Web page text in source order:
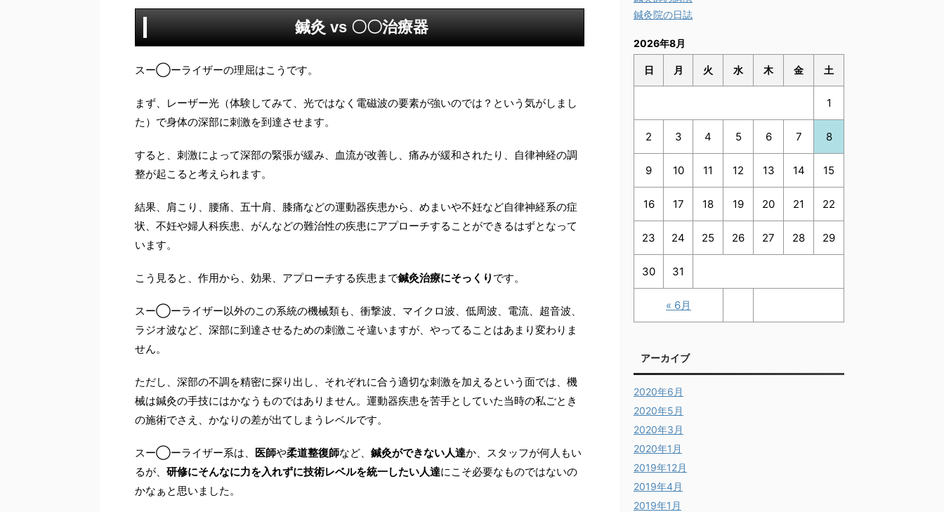
鍼灸 vs 〇〇治療器
スー◯ーライザーの理屈はこうです。
まず、レーザー光（体験してみて、光ではなく電磁波の要素が強いのでは？という気がしまし
た）で身体の深部に刺激を到達させます。
すると、刺激によって深部の緊張が緩み、血流が改善し、痛みが緩和されたり、自律神経の調
整が起こると考えられます。
結果、肩こり、腰痛、五十肩、膝痛などの運動器疾患から、めまいや不妊など自律神経系の症
状、不妊や婦人科疾患、がんなどの難治性の疾患にアプローチすることができるはずとなって
います。
こう見ると、作用から、効果、アプローチする疾患まで鍼灸治療にそっくり です。
スー◯ーライザー以外のこの系統の機械類も、衝撃波、マイクロ波、低周波、電流、超音波、
ラジオ波など、深部に到達させるための刺激こそ違いますが、やってることはあまり変わりま
せん。
ただし、深部の不調を精密に探り出し、それぞれに合う適切な刺激を加えるという面では、機
械は鍼灸の手技にはかなうものではありません。運動器疾患を苦手としていた当時の私ごとき
の施術でさえ、かなりの差が出てしまうレベルです。
スー◯ーライザー系は、 医師や柔道整復師など、 鍼灸ができない人達か、スタッフが何人もい
るが、 研修にそんなに力を入れずに技術レベルを統一したい人達にこそ必要なものではないの
かなぁと思いました。
鍼灸院の日誌
2026年8月
日 月 火 水 木 金 土
« 6月
1
2 3 4 5 6 7 8
9 10 11 12 13 14 15
16 17 18 19 20 21 22
23 24 25 26 27 28 29
30 31
アーカイブ
2020年6月
2020年5月
2020年3月
2020年1月
2019年12月
2019年4月
2019年1月